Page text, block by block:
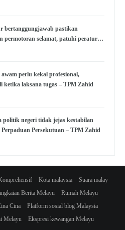
bertanggungjawab pastikan
permotoran selamat, patuhi peraturan
awam perlu kekal profesional,
ketika laksana tugas – TPM Zahid
politik negeri tidak jejas kestabilan
Persekutuan – TPM Zahid
Kota malaysia
Suara malay
Berita Melayu
Rumah Melayu
Cina
Platform sosial blog Malaysia
Melayu Ekspresi kewangan Melayu